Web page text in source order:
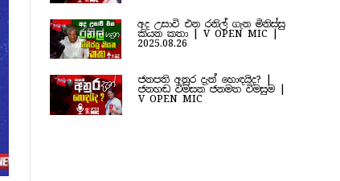
අද උසාවි එන රනිල් ගැන මිනිස්සු
කියන කතා | V OPEN MIC |
2025.08.26
ජනපති අනුර දැන් හොඳයිද? |
ජනහඬ විමසන ජනමත විමසුම |
V OPEN MIC